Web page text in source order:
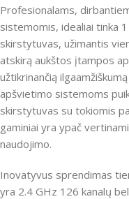
Profesionalams,
sistemomis, idealiai tinka
skirstytuvas, užimantis
atskirą aukštos įtampos
užtikrinančią
apšvietimo sistemoms
skirstytuvas su tokiomis
gaminiai yra ypač
naudojimo.
Inovatyvus sprendimas
yra 2.4 GHz 126 kanalų